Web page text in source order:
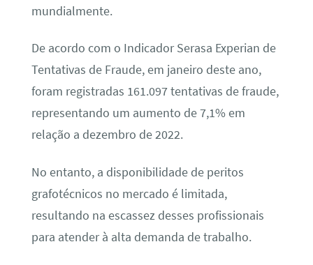
mundialmente.
De acordo com o Indicador Serasa Experian de
Tentativas de Fraude, em janeiro deste ano,
foram registradas 161.097 tentativas de fraude,
representando um aumento de 7,1% em
relação a dezembro de 2022.
No entanto, a disponibilidade de peritos
grafotécnicos no mercado é limitada,
resultando na escassez desses profissionais
para atender à alta demanda de trabalho.